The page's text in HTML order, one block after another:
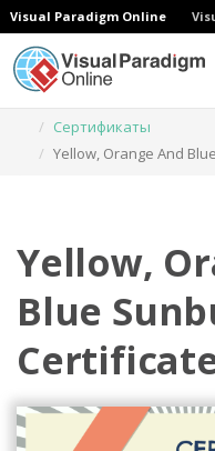
Visual Paradigm Online
Сертификаты
Yellow, Orange And
Yellow,
Blue